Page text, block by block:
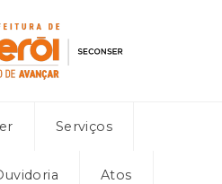
Serviços
Atos